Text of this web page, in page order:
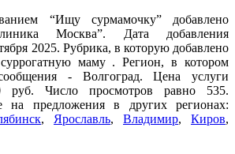
“Ищу сурмамочку” добавлено
Москва”. Дата добавления
2025. Рубрика, в которую добавлено
маму . Регион, в котором
- Волгоград. Цена услуги
руб. Число просмотров равно 535.
на предложения в других регионах:
, Ярославль, Владимир, Киров,